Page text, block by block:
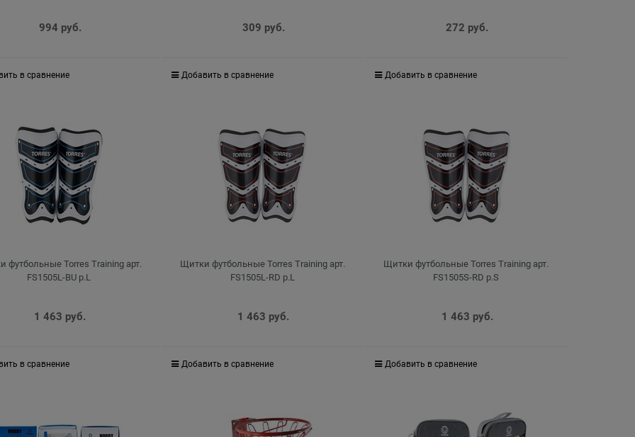
994 руб.
в сравнение
309 руб.
Добавить в сравнение
272 руб.
Добавить в сравнение
футбольные Torres Training арт.
FS1505L-BU р.L
1 463 руб.
в сравнение
Щитки футбольные Torres Training арт.
FS1505L-RD р.L
1 463 руб.
Добавить в сравнение
Щитки футбольные Torres Training арт.
FS1505S-RD р.S
1 463 руб.
Добавить в сравнение